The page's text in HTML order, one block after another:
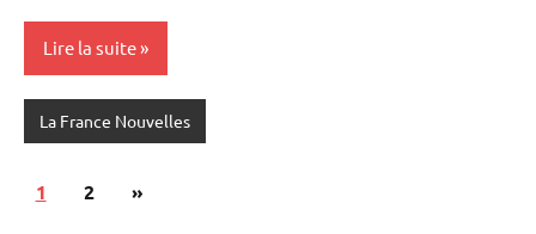
Lire la suite
La France Nouvelles
Pagination
1 2
Articles
»